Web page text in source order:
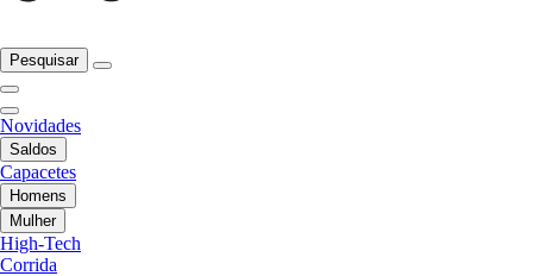
Pesquisar
Novidades
Saldos
Capacetes
Homens
Mulher
High-Tech
Corrida